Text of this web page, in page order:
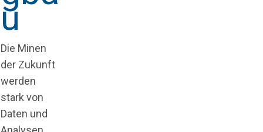
u
Die Minen
der Zukunft
werden
stark von
Daten und